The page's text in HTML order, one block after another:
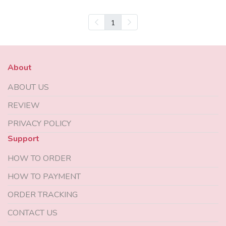
1
About
ABOUT US
REVIEW
PRIVACY POLICY
Support
HOW TO ORDER
HOW TO PAYMENT
ORDER TRACKING
CONTACT US